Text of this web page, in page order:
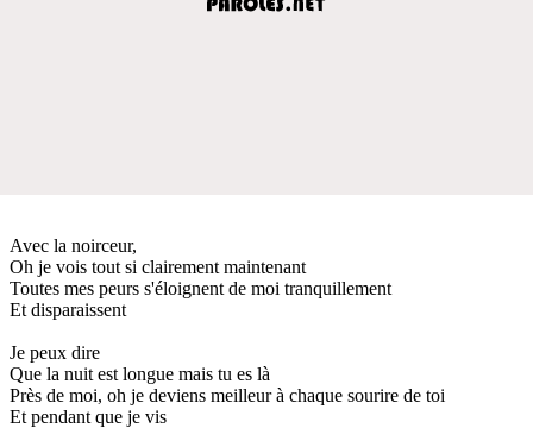
Avec la noirceur,
Oh je vois tout si clairement maintenant
Toutes mes peurs s'éloignent de moi tranquillement
Et disparaissent
Je peux dire
Que la nuit est longue mais tu es là
Près de moi, oh je deviens meilleur à chaque sourire de toi
Et pendant que je vis